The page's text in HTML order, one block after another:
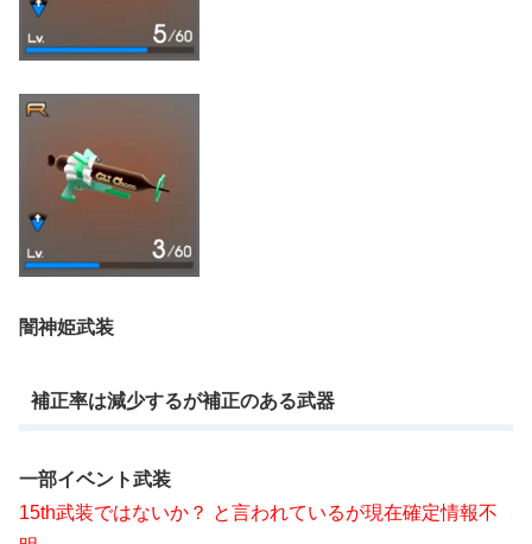
闇神姫武装
補正率は減少するが補正のある武器
一部イベント武装
15th武装ではないか？ と言われているが現在確定情報不